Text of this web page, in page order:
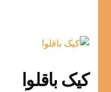
کیک باقلوا